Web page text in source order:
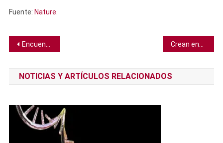
Fuente: Nature
Navegación
de
entradas
Encuentran lo que podía ser el primer planeta extragaláctico
NOTICIAS Y ARTÍCULOS RELACIONADOS